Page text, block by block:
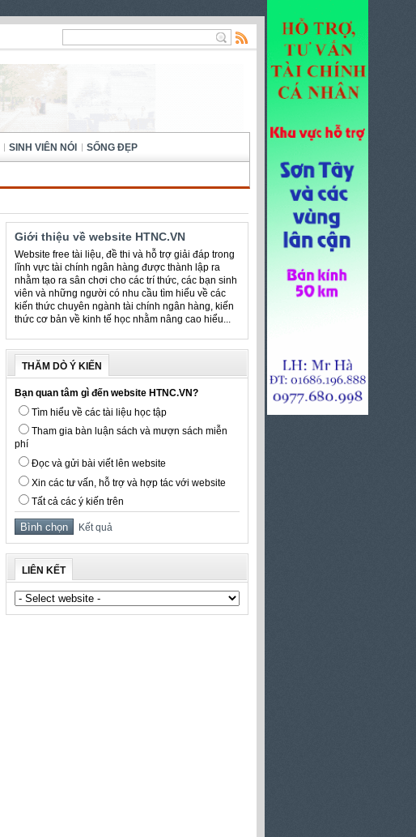
SINH VIÊN NÓI SỐNG ĐẸP
Giới thiệu về website HTNC.VN
Website free tài liệu, đề thi và hỗ trợ giải đáp trong
lĩnh vực tài chính ngân hàng được thành lập ra
nhằm tạo ra sân chơi cho các trí thức, các bạn sinh
viên và những người có nhu cầu tìm hiểu về các
kiến thức chuyên ngành tài chính ngân hàng, kiến
thức cơ bản về kinh tế học nhằm nâng cao hiểu...
THĂM DÒ Ý KIẾN
Bạn quan tâm gì đến website HTNC.VN?
Tìm hiểu về các tài liệu học tập
Tham gia bàn luận sách và mượn sách miễn
phí
Đọc và gửi bài viết lên website
Xin các tư vấn, hỗ trợ và hợp tác với website
Tất cả các ý kiến trên
Kết quả
LIÊN KẾT